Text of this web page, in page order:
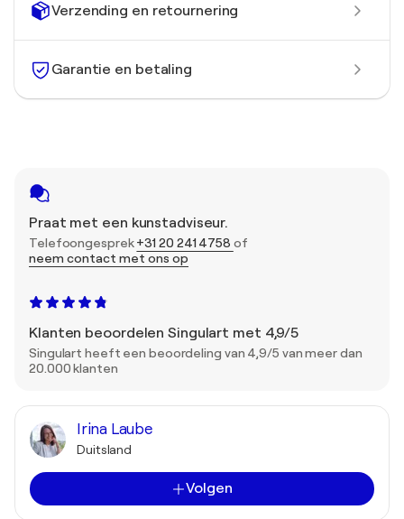
Verzending en retournering
Garantie en betaling
Praat met een kunstadviseur.
Telefoongesprek+31 20 241 4758 of
neem contact met ons op
Klanten beoordelen Singulart met 4,9/5
Singulart heeft een beoordeling van 4,9/5 van meer dan
20.000 klanten
Irina Laube
Duitsland
Volgen